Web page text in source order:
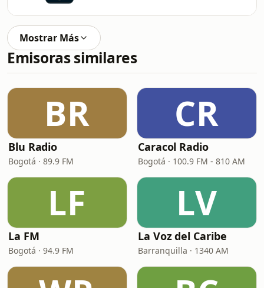
Mostrar Más
Emisoras similares
BR
Blu Radio
Bogotá · 89.9 FM
CR
Caracol Radio
Bogotá · 100.9 FM - 810 AM
LF
La FM
Bogotá · 94.9 FM
LV
La Voz del Caribe
Barranquilla · 1340 AM